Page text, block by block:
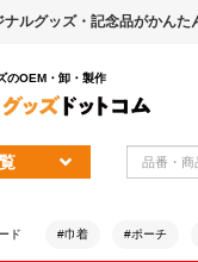
ルグッズ・記念品がかんた
のOEM・卸・製作
ド #巾着 #ポーチ